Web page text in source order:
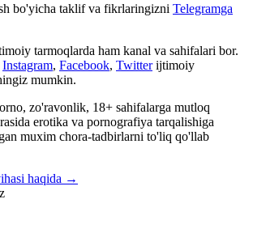
bo'yicha taklif va fikrlaringizni Telegramga
tarmoqlarda ham kanal va sahifalari bor.
Instagram, Facebook, Twitter ijtimoiy
mumkin.
zo'ravonlik, 18+ sahifalarga mutloq
erotika va pornografiya tarqalishiga
muxim chora-tadbirlarni to'liq qo'llab
haqida →